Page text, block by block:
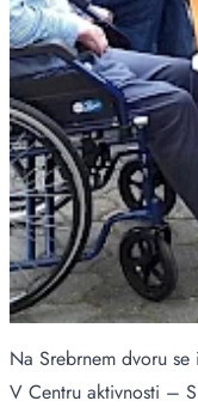
Na Srebrnem dvoru se
V Centru aktivnosti –